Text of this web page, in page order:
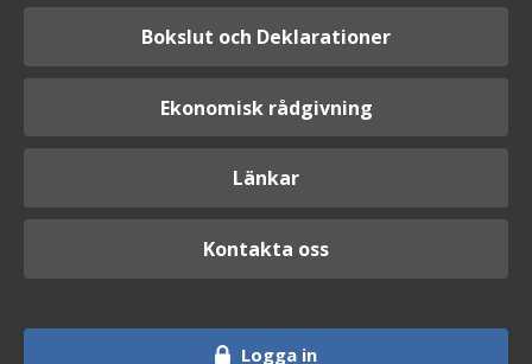
Bokslut och Deklarationer
Ekonomisk rådgivning
Länkar
Kontakta oss
Logga in